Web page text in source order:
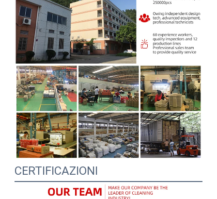
CERTIFICAZIONI